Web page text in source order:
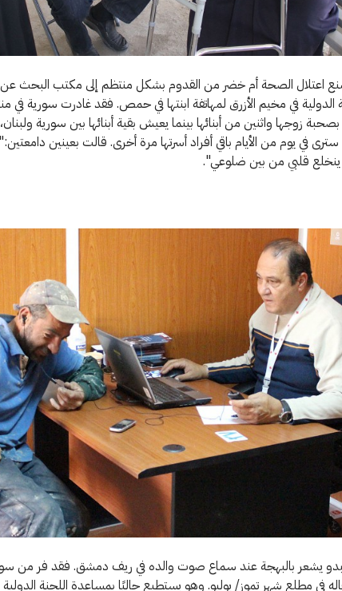
اعتلال الصحة أم خضر من القدوم بشكل منتظم إلى مكتب البحث عن
الدولية في مخيم الأزرق لمهاتفة ابنتها في حمص. فقد غادرت سورية
بصحبة زوجها واثنين من أبنائها بينما يعيش بقية أبنائها بين سورية
في يوم من الأيام باقي أفراد أسرتها مرة أخرى. قالت بعينين
ينخلع قلبي من بين ضلوعي".
يشعر بالبهجة عند سماع صوت والده في ريف دمشق. فقد فر من
في مطلع شهر تموز/ يوليو. وهو يستطيع حاليًا بمساعدة اللجنة